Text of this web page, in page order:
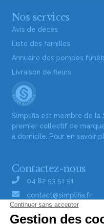
Nos services
Avis de décès
Liste des familles
Annuaire des pompes
Livraison de fleurs
Simplifia est membre de la
premier collectif de
à domicile. Pour en savoir
Contactez-nous
04 82 53 51 51
contact@simplifia.fr